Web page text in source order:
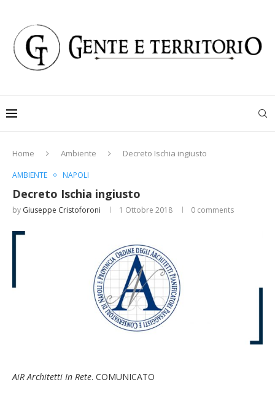
Home Ambiente Decreto Ischia ingiusto
AMBIENTE NAPOLI
Decreto Ischia ingiusto
by Giuseppe Cristoforoni 1 Ottobre 2018 0 comments
AiR Architetti In Rete. COMUNICATO